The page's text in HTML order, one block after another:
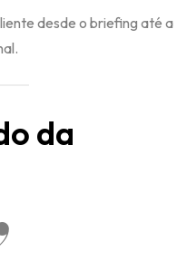
desde o briefing até a
da